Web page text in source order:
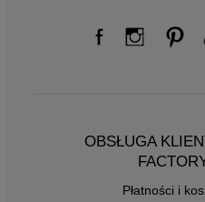
OBSŁUGA
Płatności i